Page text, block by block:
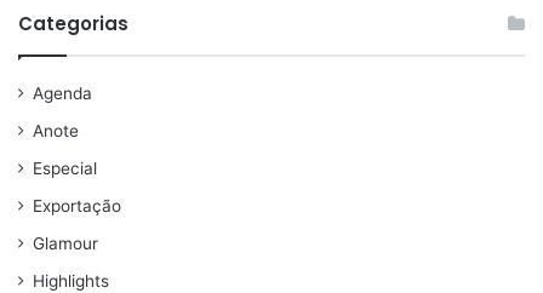
Categorias
Agenda
Anote
Especial
Exportação
Glamour
Highlights